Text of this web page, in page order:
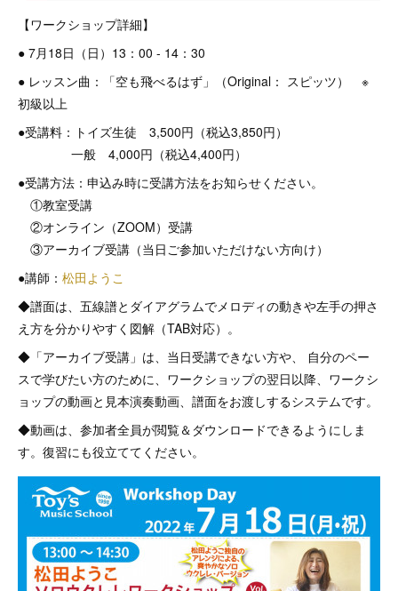
【ワークショップ詳細】
● 7月18日（日）13：00 - 14：30
● レッスン曲：「空も飛べるはず」（Original： スピッツ） ※
初級以上
●受講料：トイズ生徒 3,500円（税込3,850円）
一般 4,000円（税込4,400円）
●受講方法：申込み時に受講方法をお知らせください。
①教室受講
②オンライン（ZOOM）受講
③アーカイブ受講（当日ご参加いただけない方向け）
●講師： 松田ようこ
◆譜面は、五線譜とダイアグラムでメロディの動きや左手の押さ
え方を分かりやすく図解（TAB対応）。
◆「アーカイブ受講」は、当日受講できない方や、 自分のペー
スで学びたい方のために、ワークショップの翌日以降、ワークシ
ョップの動画と見本演奏動画、譜面をお渡しするシステムです。
◆動画は、参加者全員が閲覧＆ダウンロードできるようにしま
す。復習にも役立ててください。